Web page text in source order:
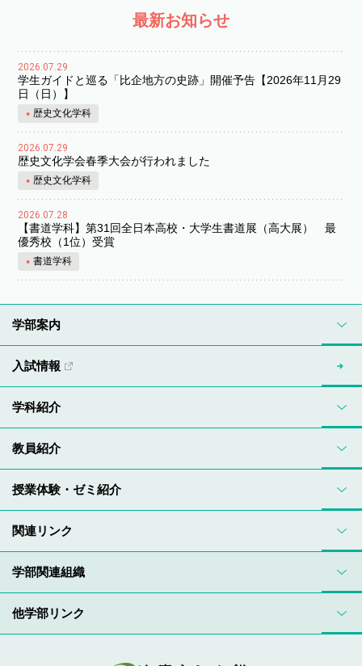
最新お知らせ
2026.07.29
学生ガイドと巡る「比企地方の史跡」開催予告【2026年11月29
日（日）】
歴史文化学科
2026.07.29
歴史文化学会春季大会が行われました
歴史文化学科
2026.07.28
【書道学科】第31回全日本高校・大学生書道展（高大展） 最
優秀校（1位）受賞
書道学科
学部関連組織
他学部リンク
学部案内
入試情報
学科紹介
教員紹介
授業体験・ゼミ紹介
関連リンク